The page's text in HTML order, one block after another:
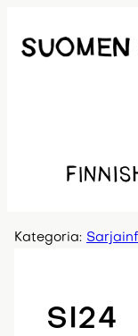
sisältöön
Kategoria:
SI24